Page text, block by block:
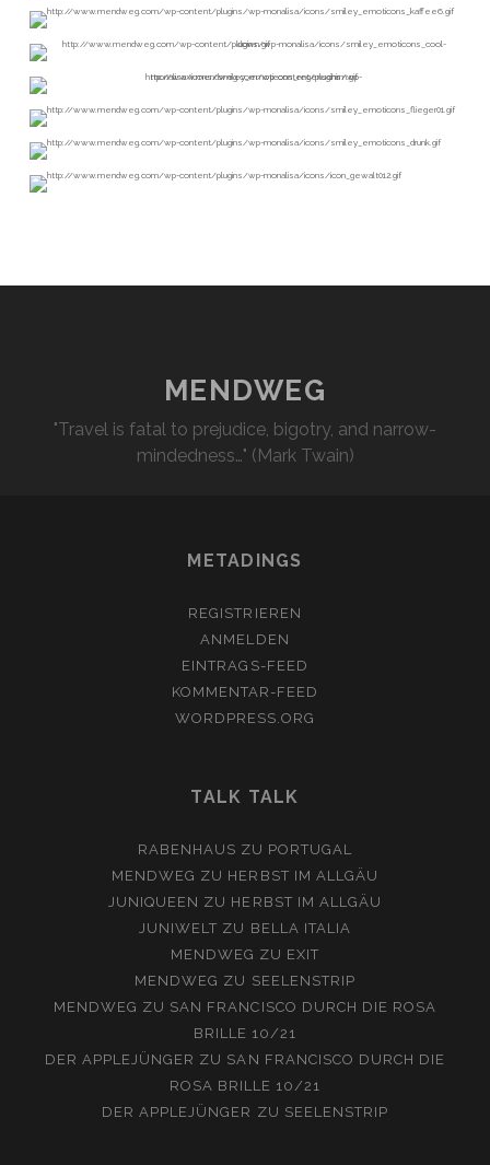
MENDWEG
"Travel is fatal to prejudice, bigotry, and narrow-
mindedness…" (Mark Twain)
METADINGS
REGISTRIEREN
ANMELDEN
EINTRAGS-FEED
KOMMENTAR-FEED
WORDPRESS.ORG
TALK TALK
RABENHAUS ZU PORTUGAL
MENDWEG ZU HERBST IM ALLGÄU
JUNIQUEEN ZU HERBST IM ALLGÄU
JUNIWELT ZU BELLA ITALIA
MENDWEG ZU EXIT
MENDWEG ZU SEELENSTRIP
MENDWEG ZU SAN FRANCISCO DURCH DIE ROSA
BRILLE 10/21
DER APPLEJÜNGER ZU SAN FRANCISCO DURCH DIE
ROSA BRILLE 10/21
DER APPLEJÜNGER ZU SEELENSTRIP